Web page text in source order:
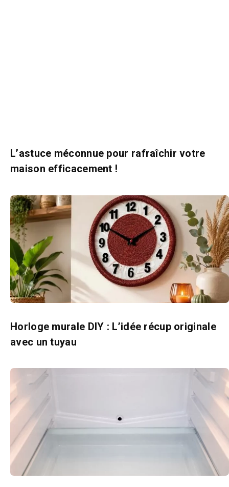
L’astuce méconnue pour rafraîchir votre
maison efficacement !
Horloge murale DIY : L’idée récup originale
avec un tuyau